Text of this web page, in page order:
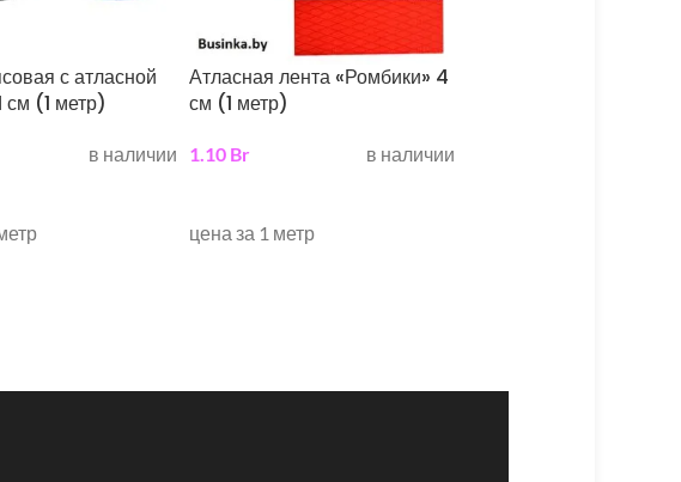
с атласной
см (1 метр)
в наличии
Атласная лента «Ромбики» 4
см (1 метр)
1.10 Br в наличии
цена за 1 метр